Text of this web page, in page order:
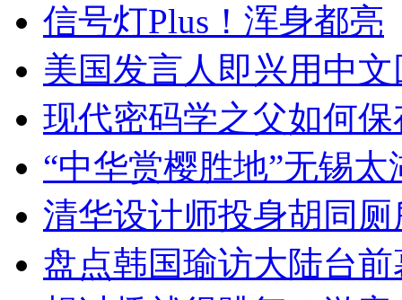
信号灯Plus！浑身都亮
美国发言人即兴用中
现代密码学之父如何
“中华赏樱胜地”无锡
清华设计师投身胡同
盘点韩国瑜访大陆台